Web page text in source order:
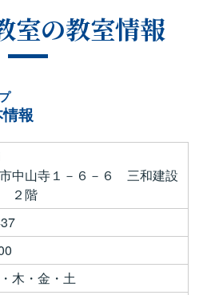
室の教室情報
報
中山寺１－６－６ 三和建設
２階
木・金・土